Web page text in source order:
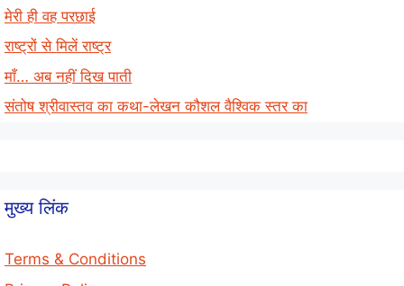
मेरी ही वह परछाई
राष्ट्रों से मिलें राष्ट्र
माँ… अब नहीं दिख पाती
संतोष श्रीवास्तव का कथा-लेखन कौशल वैश्विक स्तर का
मुख्य लिंक
Terms & Conditions